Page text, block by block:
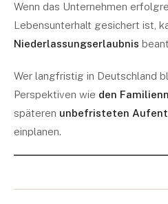
Wenn das Unternehmen
Lebensunterhalt gesichert ist,
Niederlassungserlaubnis
Wer langfristig in Deutschland
Perspektiven wie den
späteren unbefristeten
einplanen.